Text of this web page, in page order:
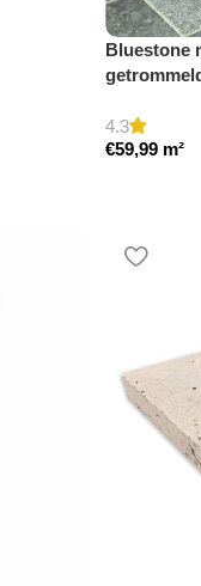
Bluestone
4.3
€59,99 m²